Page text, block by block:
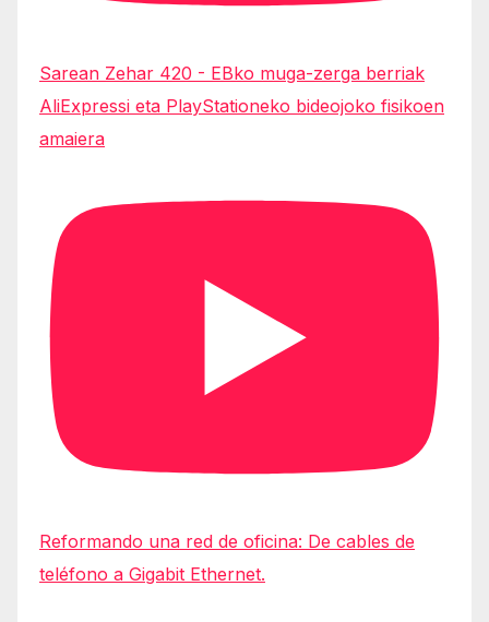
Sarean Zehar 420 - EBko muga-zerga berriak
AliExpressi eta PlayStationeko bideojoko fisikoen
amaiera
Reformando una red de oficina: De cables de
teléfono a Gigabit Ethernet.